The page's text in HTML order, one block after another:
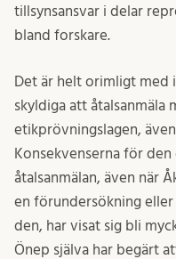
tillsynsansvar i delar
bland forskare.
Det är helt orimligt med
skyldiga att
etikprövningslagen,
Konsekvenserna för
åtalsanmälan, även när
en förundersökning
den, har visat sig bli
Önep själva har begärt